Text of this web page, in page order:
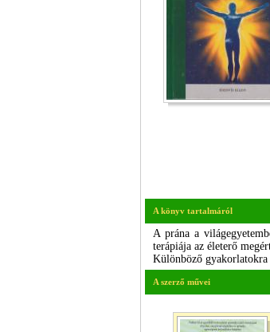
A könyv tartalmáról
A prána a
terápiája az életerő
Különböző gyakorlatokra
A szerző művei